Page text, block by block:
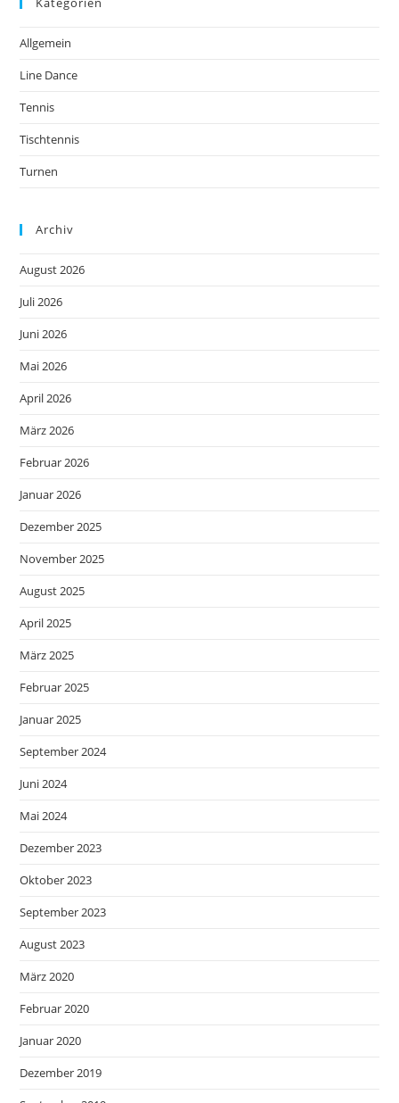
Allgemein
Line Dance
Tennis
Tischtennis
Turnen
Archiv
August 2026
Juli 2026
Juni 2026
Mai 2026
April 2026
März 2026
Februar 2026
Januar 2026
Dezember 2025
November 2025
August 2025
April 2025
März 2025
Februar 2025
Januar 2025
September 2024
Juni 2024
Mai 2024
Dezember 2023
Oktober 2023
September 2023
August 2023
März 2020
Februar 2020
Januar 2020
Dezember 2019